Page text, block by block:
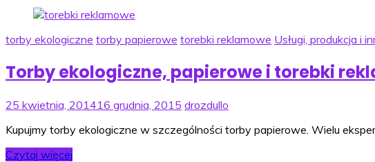
torby ekologiczne torby papierowe torebki reklamowe Usługi, produkcja i
Torby ekologiczne, papierowe i torebki
25 kwietnia, 201416 grudnia, 2015 drozdullo
Kupujmy torby ekologiczne w szczególności torby papierowe. Wielu
Czytaj więcej